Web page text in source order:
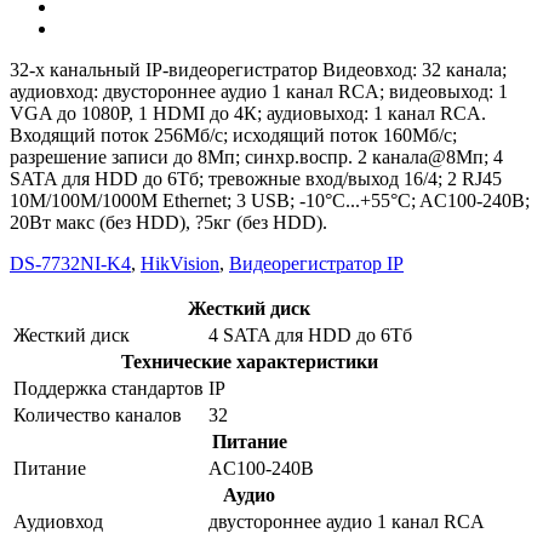
32-х канальный IP-видеорегистратор Видеовход: 32 канала;
аудиовход: двустороннее аудио 1 канал RCA; видеовыход: 1
VGA до 1080Р, 1 HDMI до 4К; аудиовыход: 1 канал RCA.
Входящий поток 256Мб/с; исходящий поток 160Мб/с;
разрешение записи до 8Мп; синхр.воспр. 2 канала@8Мп; 4
SATA для HDD до 6Тб; тревожные вход/выход 16/4; 2 RJ45
10M/100M/1000М Ethernet; 3 USB; -10°C...+55°C; AC100-240В;
20Вт макс (без HDD), ?5кг (без HDD).
DS-7732NI-K4, HikVision, Видеорегистратор IP
Жесткий диск
Жесткий диск
4 SATA для HDD до 6Тб
Технические характеристики
Поддержка стандартов IP
Количество каналов
32
Питание
Питание
AC100-240В
Аудио
Аудиовход
двустороннее аудио 1 канал RCA